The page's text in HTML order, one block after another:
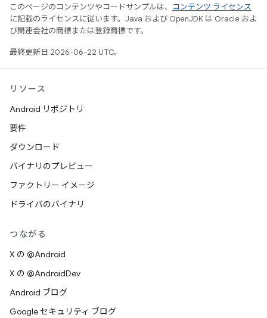
このページのコンテンツやコードサンプルは、
コンテンツ ライセンス
に記載のライセンスに従います。Java および OpenJDK は Oracle およ
び関連会社の商標または登録商標です。
最終更新日 2026-06-22 UTC。
リソース
Android リポジトリ
要件
ダウンロード
バイナリのプレビュー
ファクトリー イメージ
ドライバのバイナリ
つながる
X の @Android
X の @AndroidDev
Android ブログ
Google セキュリティ ブログ